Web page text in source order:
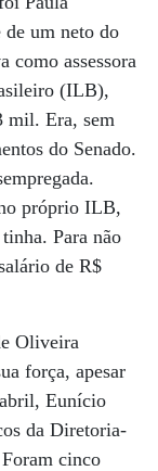
de um neto do
como assessora
(ILB),
mil. Era, sem
do Senado.
próprio ILB,
Para não
de R$
Oliveira
força, apesar
Eunício
da Diretoria-
cinco